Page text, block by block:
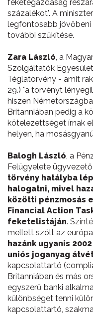
feketegazdaság
százalékot". A
legfontosabb jövőbeni
további szűkítése.
Zara László, a
Szolgáltatók
Téglatörvény - amit
29.) "a törvényt
hiszen
Britanniában pedig a
kötelezettséget írnak
helyen, ha
Balogh László, a
Felügyelete
törvény hatályba
halogatni, mivel
közötti pénzmosás
Financial Action
feketelistáján.
mellett szólt az
hazánk ugyanis
uniós joganyag
kapcsolattartó
Britanniában és más
egyszerű banki
különbséget tenni
kapcsolattartó,